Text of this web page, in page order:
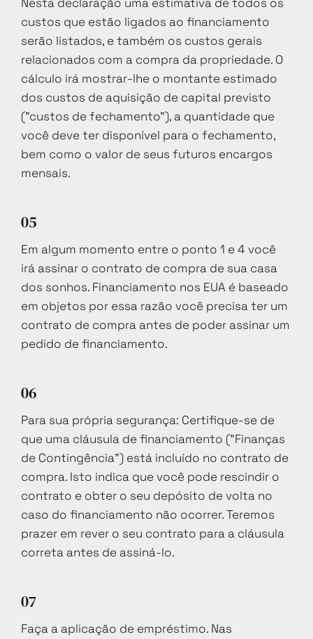
custos que estão ligados ao financiamento
serão listados, e também os custos gerais
relacionados com a compra da propriedade. O
cálculo irá mostrar-lhe o montante estimado
dos custos de aquisição de capital previsto
("custos de fechamento"), a quantidade que
você deve ter disponível para o fechamento,
bem como o valor de seus futuros encargos
mensais.
05
Em algum momento entre o ponto 1 e 4 você
irá assinar o contrato de compra de sua casa
dos sonhos. Financiamento nos EUA é baseado
em objetos por essa razão você precisa ter um
contrato de compra antes de poder assinar um
pedido de financiamento.
06
Para sua própria segurança: Certifique-se de
que uma cláusula de financiamento ("Finanças
de Contingência") está incluído no contrato de
compra. Isto indica que você pode rescindir o
contrato e obter o seu depósito de volta no
caso do financiamento não ocorrer. Teremos
prazer em rever o seu contrato para a cláusula
correta antes de assiná-lo.
07
Faça a aplicação de empréstimo. Nas